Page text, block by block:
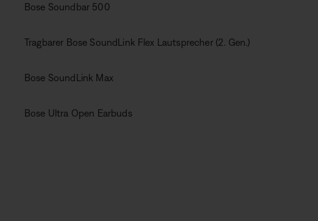
Bose Soundbar 500
Tragbarer Bose SoundLink Flex Lautsprecher (2. Gen.)
Bose SoundLink Max
Bose Ultra Open Earbuds